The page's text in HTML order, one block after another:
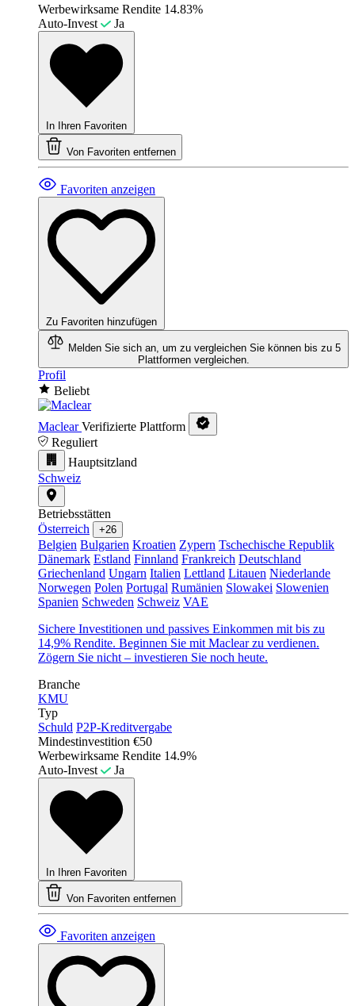
Werbewirksame Rendite 14.83%
Auto-Invest
Ja
In Ihren Favoriten
Von Favoriten entfernen
Favoriten anzeigen
Zu Favoriten hinzufügen
Melden Sie sich an, um zu vergleichen Sie können bis zu 5
Plattformen vergleichen.
Profil
Beliebt
Maclear Verifizierte Plattform
Reguliert
Hauptsitzland
Schweiz
Betriebsstätten
Österreich
+26
Belgien Bulgarien Kroatien Zypern Tschechische Republik
Dänemark Estland Finnland Frankreich Deutschland
Griechenland Ungarn Italien Lettland Litauen Niederlande
Norwegen Polen Portugal Rumänien Slowakei Slowenien
Spanien Schweden Schweiz VAE
Sichere Investitionen und passives Einkommen mit bis zu
14,9% Rendite. Beginnen Sie mit Maclear zu verdienen.
Zögern Sie nicht – investieren Sie noch heute.
Branche
KMU
Typ
Schuld P2P-Kreditvergabe
Mindestinvestition €50
Werbewirksame Rendite 14.9%
Auto-Invest
Ja
In Ihren Favoriten
Von Favoriten entfernen
Favoriten anzeigen